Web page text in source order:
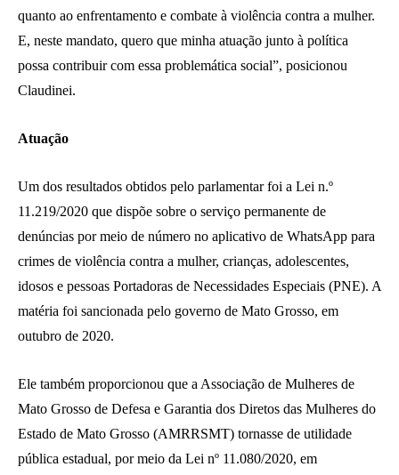
quanto ao enfrentamento e combate à violência contra a mulher.
E, neste mandato, quero que minha atuação junto à política
possa contribuir com essa problemática social”, posicionou
Claudinei.
Atuação
Um dos resultados obtidos pelo parlamentar foi a Lei n.º
11.219/2020 que dispõe sobre o serviço permanente de
denúncias por meio de número no aplicativo de WhatsApp para
crimes de violência contra a mulher, crianças, adolescentes,
idosos e pessoas Portadoras de Necessidades Especiais (PNE). A
matéria foi sancionada pelo governo de Mato Grosso, em
outubro de 2020.
Ele também proporcionou que a Associação de Mulheres de
Mato Grosso de Defesa e Garantia dos Diretos das Mulheres do
Estado de Mato Grosso (AMRRSMT) tornasse de utilidade
pública estadual, por meio da Lei nº 11.080/2020, em